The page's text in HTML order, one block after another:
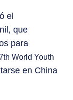
el
que
para
World Youth
en China